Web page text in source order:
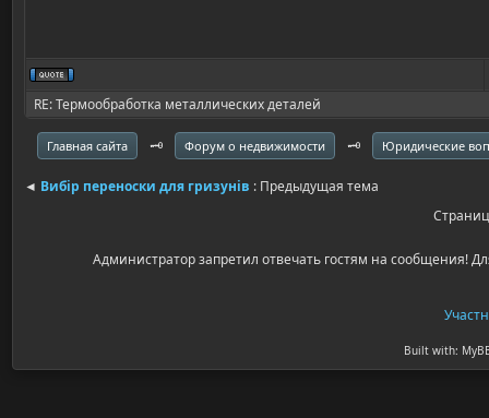
RE: Термообработка металлических деталей
Главная сайта 🗝️ Форум о недвижимости 🗝️ Юридические
◄ Вибір переноски для гризунів : Предыдущая тема
Администратор запретил отвечать гостям на сообщения!
Built with: